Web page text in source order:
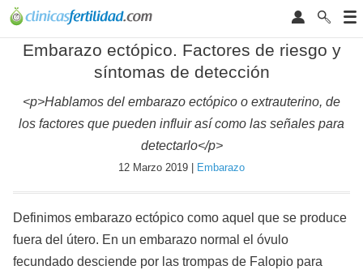
Embarazo ectópico. Factores de riesgo y
síntomas de detección
<p>Hablamos del embarazo ectópico o extrauterino, de
los factores que pueden influir así como las señales para
detectarlo</p>
12 Marzo 2019 | Embarazo
Definimos embarazo ectópico como aquel que se produce
fuera del útero. En un embarazo normal el óvulo
fecundado desciende por las trompas de Falopio para